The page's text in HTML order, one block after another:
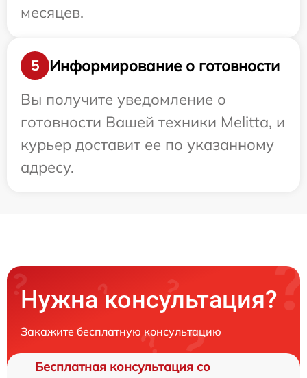
месяцев.
5
Информирование о готовности
Вы получите уведомление о
готовности Вашей техники Melitta, и
курьер доставит ее по указанному
адресу.
Нужна консультация?
Закажите бесплатную консультацию
Бесплатная консультация со